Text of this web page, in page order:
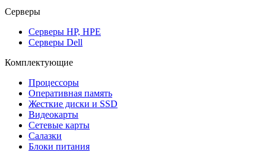
Серверы
Серверы HP, HPE
Серверы Dell
Комплектующие
Процессоры
Оперативная память
Жесткие диски и SSD
Видеокарты
Сетевые карты
Салазки
Блоки питания